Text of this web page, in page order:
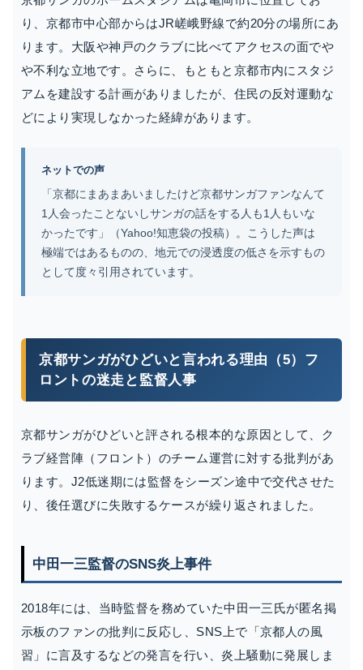
り、京都市中心部からはJR嵯峨野線で約20分の場所にあ
ります。大阪や神戸のクラブに比べてアクセスの面でや
や不利な立地です。さらに、もともと京都市内にスタジ
アムを建設する計画がありましたが、住民の反対運動な
どにより実現しなかった経緯があります。
ネットでの声
「京都にまあまあいましたけど京都サンガファンなんて
1人会ったことないしサンガの話をする人も1人もいな
かったです」（Yahoo!知恵袋の投稿）。こうした声は
極端ではあるものの、地元での浸透度の低さを示すもの
として度々引用されています。
京都サンガがひどいと言われる理由（5）フ
ロントの迷走と監督人事
京都サンガがひどいと評される根本的な原因として、ク
ラブ経営陣（フロント）のチーム運営に対する批判があ
ります。J2低迷期には監督をシーズン途中で交代させた
り、後任選びに失敗するケースが繰り返されました。
中田一三監督のSNS炎上事件
2018年には、当時監督を務めていた中田一三氏が匿名掲
示板のファンの批判に反応し、SNS上で「京都人の風
習」に言及するなどの発言を行い、炎上騒動に発展しま